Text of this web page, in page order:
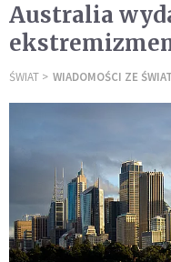
Australia
ŚWIAT WIADOMOŚCI ZE